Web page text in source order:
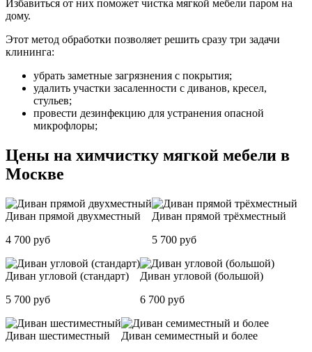
Избавиться от них поможет чистка мягкой мебели паром на
дому.
Этот метод обработки позволяет решить сразу три задачи
клининга:
убрать заметные загрязнения с покрытия;
удалить участки засаленности с диванов, кресел,
стульев;
провести дезинфекцию для устранения опасной
микрофлоры;
Цены на химчистку мягкой мебели в
Москве
Диван прямой двухместный
4 700 руб
Диван прямой трёхместный
5 700 руб
Диван угловой (стандарт)
5 700 руб
Диван угловой (большой)
6 700 руб
Диван шестиместный
Диван семиместный и более